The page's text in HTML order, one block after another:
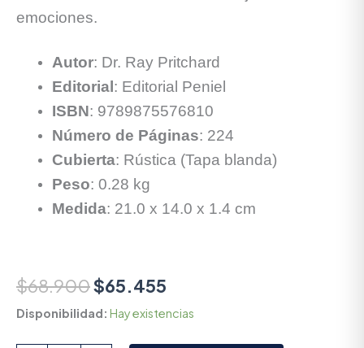
emociones.
Autor: Dr. Ray Pritchard
Editorial : Editorial Peniel
ISBN: 9789875576810
Número de Páginas: 224
Cubierta: Rústica (Tapa blanda)
Peso: 0.28 kg
Medida: 21.0 x 14.0 x 1.4 cm
$68.900$65.455
Disponibilidad: Hay existencias